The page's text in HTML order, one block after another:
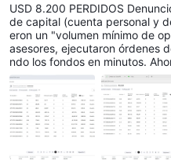
USD 8.200 PERDIDOS
de capital (cuenta personal y
eron un "volumen mínimo de
asesores, ejecutaron órdenes
ndo los fondos en minutos.
cticio de USD 1.200 para
a retención del dinero. Es un
os. ¡No inviertan aquí! USD 8,200 LOST Reporting technical man
ipulation and withdrawal
After requesting a withdrawal,
nimum trading volume."
s were executed without Stop